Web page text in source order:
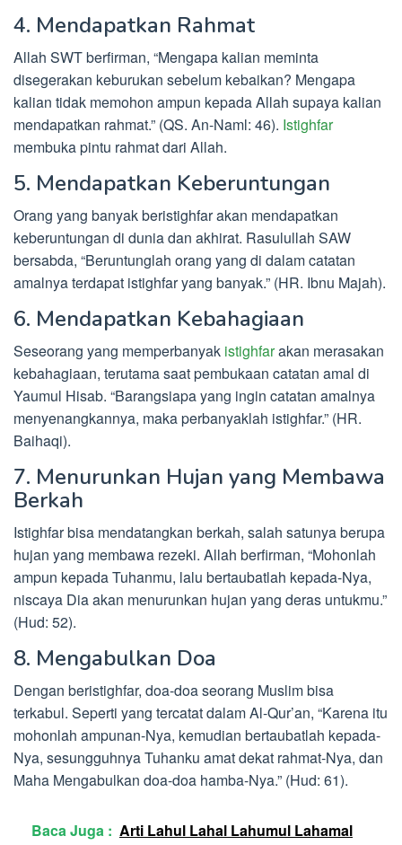
4. Mendapatkan Rahmat
Allah SWT berfirman, “Mengapa kalian meminta
disegerakan keburukan sebelum kebaikan? Mengapa
kalian tidak memohon ampun kepada Allah supaya kalian
mendapatkan rahmat.” (QS. An-Naml: 46). Istighfar
membuka pintu rahmat dari Allah.
5. Mendapatkan Keberuntungan
Orang yang banyak beristighfar akan mendapatkan
keberuntungan di dunia dan akhirat. Rasulullah SAW
bersabda, “Beruntunglah orang yang di dalam catatan
amalnya terdapat istighfar yang banyak.” (HR. Ibnu Majah).
6. Mendapatkan Kebahagiaan
Seseorang yang memperbanyak istighfarakan merasakan
kebahagiaan, terutama saat pembukaan catatan amal di
Yaumul Hisab. “Barangsiapa yang ingin catatan amalnya
menyenangkannya, maka perbanyaklah istighfar.” (HR.
Baihaqi).
7. Menurunkan Hujan yang Membawa
Berkah
Istighfar bisa mendatangkan berkah, salah satunya berupa
hujan yang membawa rezeki. Allah berfirman, “Mohonlah
ampun kepada Tuhanmu, lalu bertaubatlah kepada-Nya,
niscaya Dia akan menurunkan hujan yang deras untukmu.”
(Hud: 52).
8. Mengabulkan Doa
Dengan beristighfar, doa-doa seorang Muslim bisa
terkabul. Seperti yang tercatat dalam Al-Qur’an, “Karena itu
mohonlah ampunan-Nya, kemudian bertaubatlah kepada-
Nya, sesungguhnya Tuhanku amat dekat rahmat-Nya, dan
Maha Mengabulkan doa-doa hamba-Nya.” (Hud: 61).
Baca Juga : Arti Lahul Lahal Lahumul Lahamal